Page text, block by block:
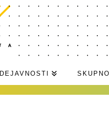
DEJAVNOSTI